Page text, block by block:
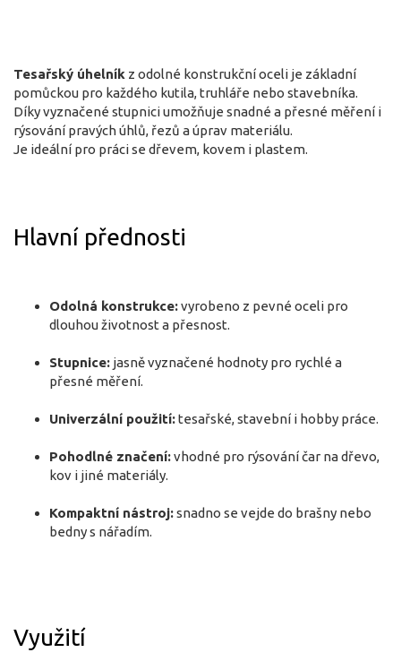
Tesařský úhelník z odolné konstrukční oceli je základní
pomůckou pro každého kutila, truhláře nebo stavebníka.
Díky vyznačené stupnici umožňuje snadné a přesné měření i
rýsování pravých úhlů, řezů a úprav materiálu.
Je ideální pro práci se dřevem, kovem i plastem.
Hlavní přednosti
Odolná konstrukce:vyrobeno z pevné oceli pro
dlouhou životnost a přesnost.
Stupnice: jasně vyznačené hodnoty pro rychlé a
přesné měření.
Univerzální použití:tesařské, stavební i hobby práce.
Pohodlné značení:vhodné pro rýsování čar na dřevo,
kov i jiné materiály.
Kompaktní nástroj:snadno se vejde do brašny nebo
bedny s nářadím.
Využití